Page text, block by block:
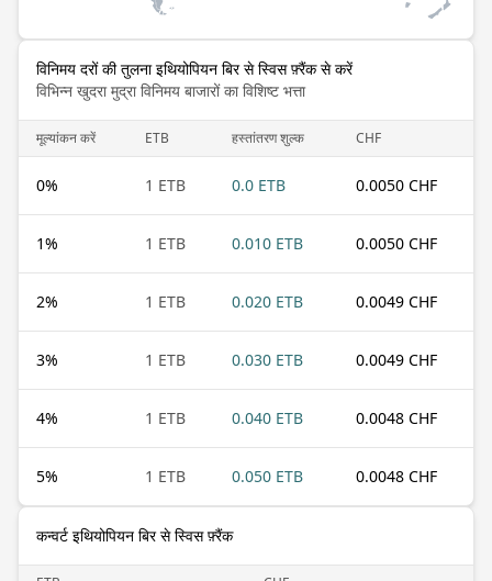
विनिमय दरों की तुलना इथियोपियन बिर से स्विस फ़्रैंक से करें
विभिन्न खुदरा मुद्रा विनिमय बाजारों का विशिष्ट भत्ता
मूल्यांकन करें ETB हस्तांतरण शुल्क CHF
0% 1 ETB 0.0 ETB 0.0050 CHF
1% 1 ETB 0.010 ETB 0.0050 CHF
2% 1 ETB 0.020 ETB 0.0049 CHF
3% 1 ETB 0.030 ETB 0.0049 CHF
4% 1 ETB 0.040 ETB 0.0048 CHF
5% 1 ETB 0.050 ETB 0.0048 CHF
कन्वर्ट इथियोपियन बिर से स्विस फ़्रैंक